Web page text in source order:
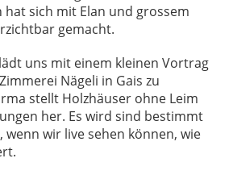
hat sich mit Elan und grossem
gemacht.
uns mit einem kleinen Vortrag
Nägeli in Gais zu
stellt Holzhäuser ohne Leim
her. Es wird sind bestimmt
wenn wir live sehen können, wie